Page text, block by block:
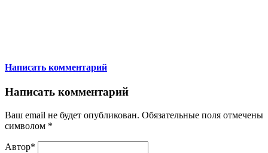
Написать комментарий
Написать комментарий
Ваш email не будет опубликован. Обязательные поля отмечены
символом *
Автор*